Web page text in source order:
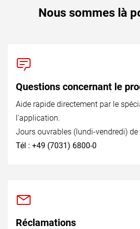
Nous sommes là
Questions concernant le
Aide rapide directement par le
l'application.
Jours ouvrables (lundi-vendredi) de
Tél : +49 (7031) 6800-0
Réclamations